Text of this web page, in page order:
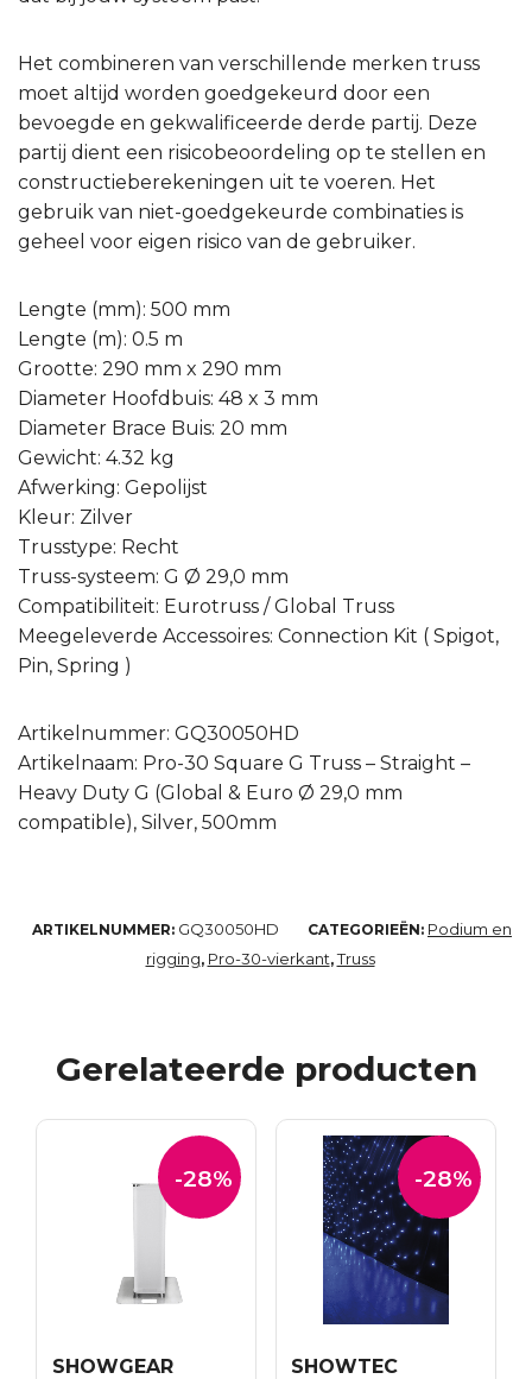
Het combineren van verschillende merken truss
moet altijd worden goedgekeurd door een
bevoegde en gekwalificeerde derde partij. Deze
partij dient een risicobeoordeling op te stellen en
constructieberekeningen uit te voeren. Het
gebruik van niet-goedgekeurde combinaties is
geheel voor eigen risico van de gebruiker.
Lengte (mm): 500 mm
Lengte (m): 0.5 m
Grootte: 290 mm x 290 mm
Diameter Hoofdbuis: 48 x 3 mm
Diameter Brace Buis: 20 mm
Gewicht: 4.32 kg
Afwerking: Gepolijst
Kleur: Zilver
Trusstype: Recht
Truss-systeem: G Ø 29,0 mm
Compatibiliteit: Eurotruss / Global Truss
Meegeleverde Accessoires: Connection Kit ( Spigot,
Pin, Spring )
Artikelnummer: GQ30050HD
Artikelnaam: Pro-30 Square G Truss – Straight –
Heavy Duty G (Global & Euro Ø 29,0 mm
compatible), Silver, 500mm
ARTIKELNUMMER: GQ30050HD CATEGORIEËN: Podium en
rigging, Pro-30-vierkant,Truss
Gerelateerde producten
-28%
SHOWGEAR
-28%
SHOWTEC